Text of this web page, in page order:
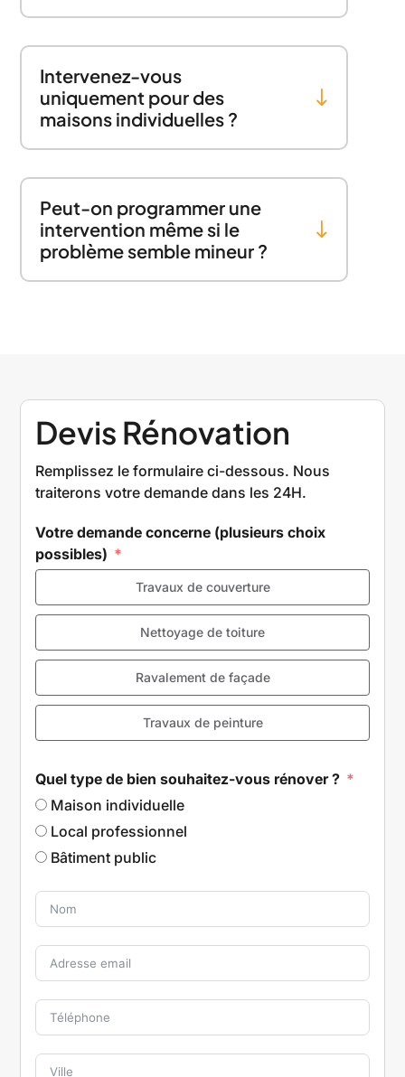
Intervenez-vous
uniquement pour des
maisons individuelles ?
Peut-on programmer une
intervention même si le
problème semble mineur ?
Devis Rénovation
Remplissez le formulaire ci-dessous. Nous
traiterons votre demande dans les 24H.
Votre demande concerne (plusieurs choix
possibles)
Travaux de couverture
Nettoyage de toiture
Ravalement de façade
Travaux de peinture
Quel type de bien souhaitez-vous rénover ?
Maison individuelle
Local professionnel
Bâtiment public